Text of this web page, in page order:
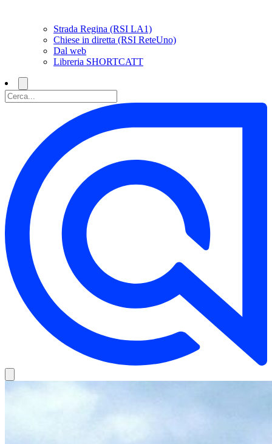
Strada Regina (RSI LA1)
Chiese in diretta (RSI ReteUno)
Dal web
Libreria SHORTCATT